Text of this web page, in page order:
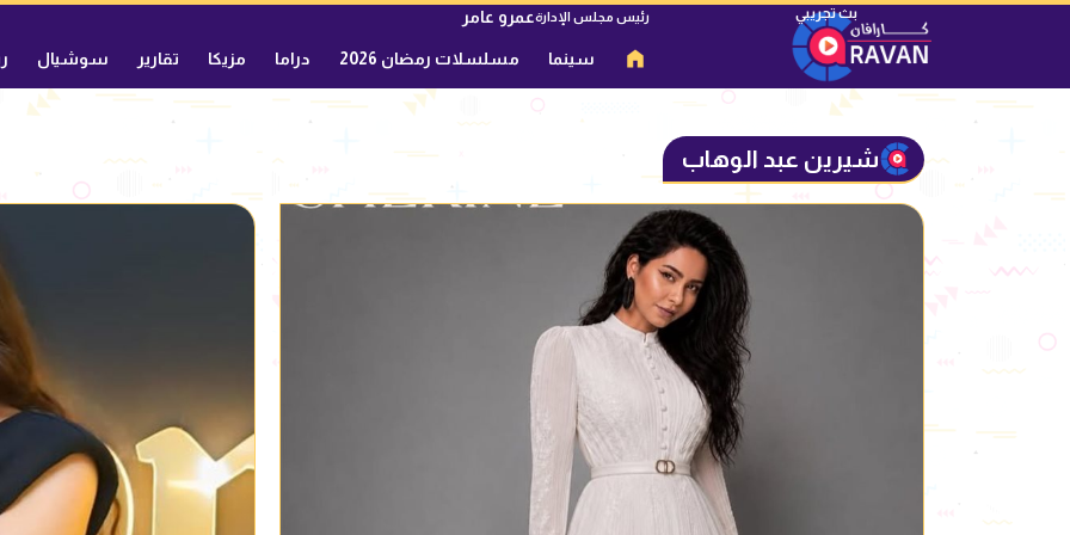
رئيس مجلس الإدارةعمرو عامر
سينما مسلسلات رمضان 2026 دراما مزيكا تقارير سوشيال
شيرين عبد الوهاب